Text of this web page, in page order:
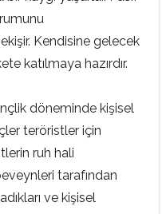
Kendisine gelecek
katılmaya hazırdır.
döneminde kişisel
teröristler için
ruh hali
tarafından
ve kişisel